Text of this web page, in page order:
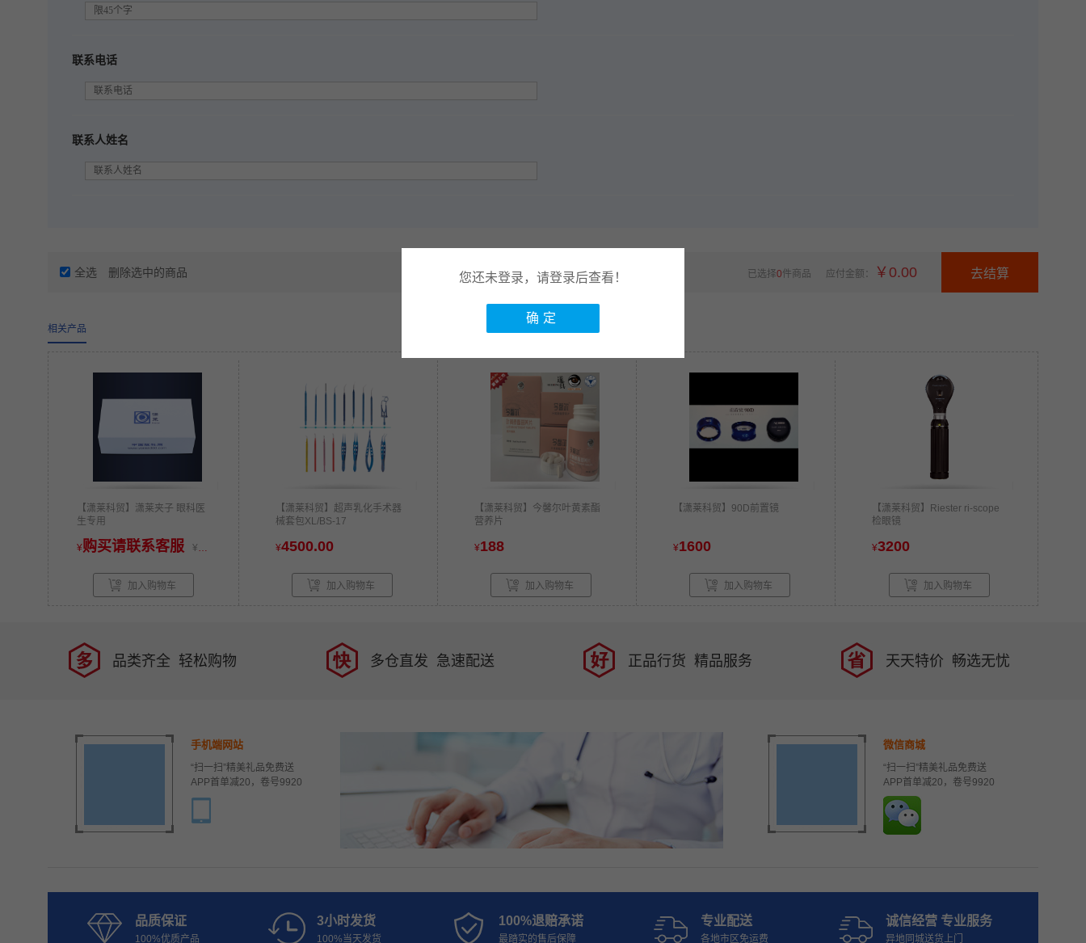
联系电话
联系人姓名
全选 删除选中的商品 已选择0件商品 应付金额： ￥ 0.00
相关产品
【潇莱科贸】潇莱夹子 眼科医
生专用
¥购买请联系客服 ¥购买请联系客服
加入购物车
【潇莱科贸】超声乳化手术器
械套包XL/BS-17
¥4500.00
加入购物车
【潇莱科贸】今馨尔叶黄素酯
营养片
¥188
加入购物车
【潇莱科贸】90D前置镜
¥1600
加入购物车
【潇莱科贸】Riester ri-scope
检眼镜
¥3200
加入购物车
品类齐全 轻松购物 多仓直发 急速配送 正品行货 精品服务 天天特价 畅选无忧
手机端网站
“扫一扫”精美礼品免费送
APP首单减20，卷号9920
微信商城
“扫一扫”精美礼品免费送
APP首单减20，卷号9920
品质保证
100%优质产品
3小时发货
100%当天发货
100%退赔承诺
最踏实的售后保障
专业配送
各地市区免运费
诚信经营 专业服务
异地同城送货上门
您还未登录，请登录后查看！
确定